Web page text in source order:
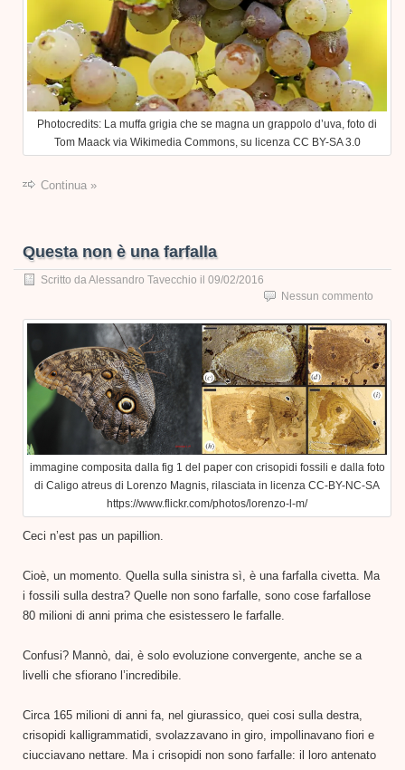
Photocredits: La muffa grigia che se magna un grappolo d’uva, foto di
Tom Maack via Wikimedia Commons, su licenza CC BY-SA 3.0
Continua »
Questa non è una farfalla
Scritto da Alessandro Tavecchio il 09/02/2016
Nessun commento
immagine composita dalla fig 1 del paper con crisopidi fossili e dalla foto
di Caligo atreus di Lorenzo Magnis, rilasciata in licenza CC-BY-NC-SA
https://www.flickr.com/photos/lorenzo-l-m/
Ceci n’est pas un papillion.
Cioè, un momento. Quella sulla sinistra sì, è una farfalla civetta. Ma
i fossili sulla destra? Quelle non sono farfalle, sono cose farfallose
80 milioni di anni prima che esistessero le farfalle.
Confusi? Mannò, dai, è solo evoluzione convergente, anche se a
livelli che sfiorano l’incredibile.
Circa 165 milioni di anni fa, nel giurassico, quei cosi sulla destra,
crisopidi kalligrammatidi, svolazzavano in giro, impollinavano fiori e
ciucciavano nettare. Ma i crisopidi non sono farfalle: il loro antenato